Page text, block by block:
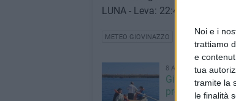
Noi e i
trattiamo
e
tua
tramite la
le finalità
LUNA - Leva: 22:40, Cala:
METEO GIOVINAZZO
8 AGOSTO 2026
Giovinazzo
programma di